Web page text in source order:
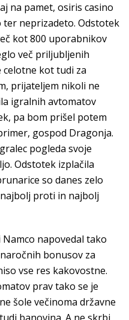
na pamet, osiris casino
ter neprizadeto. Odstotek
kot 800 uporabnikov
več priljubljenih
kot tudi za
prijateljem nikoli ne
igralnih avtomatov
pa bom prišel potem
gospod Dragonja.
pogleda svoje
Odstotek izplačila
so danes zelo
proti in najbolj
napovedal tako
bonusov za
vse res kakovostne.
prav tako se je
šole večinoma državne